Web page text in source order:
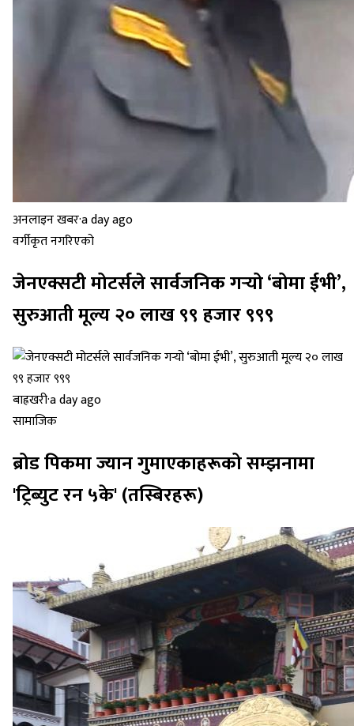
अनलाइन खबर·a day ago
वर्गीकृत नगरिएको
जेनएक्सटी मोटर्सले सार्वजनिक गर्‍यो ‘बोमा ईभी’,
सुरुआती मूल्य २० लाख ९९ हजार ९९९
बाह्रखरी·a day ago
सामाजिक
ब्रोड पिकमा ज्यान गुमाएकाहरूको सम्झनामा
'ट्रिब्युट रन ५के' (तस्बिरहरू)